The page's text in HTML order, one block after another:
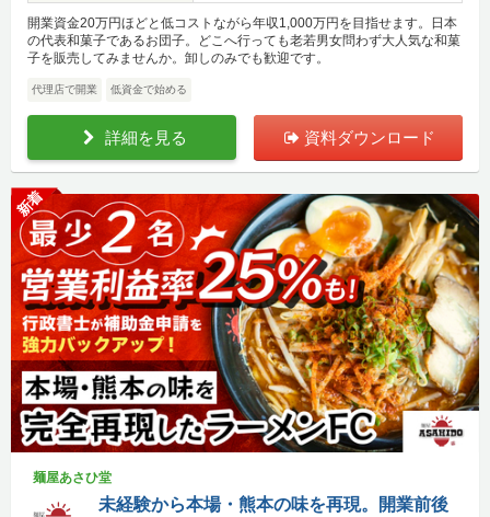
開業資金20万円ほどと低コストながら年収1,000万円を目指せます。日本
の代表和菓子であるお団子。どこへ行っても老若男女問わず大人気な和菓
子を販売してみませんか。卸しのみでも歓迎です。
代理店で開業 低資金で始める
詳細を見る 資料ダウンロード
新着
麺屋あさひ堂
未経験から本場・熊本の味を再現。開業前後